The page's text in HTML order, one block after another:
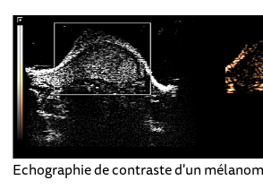
Echographie de contraste d'un